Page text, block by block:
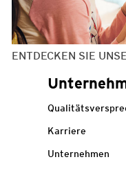
ENTDECKEN SIE
Karriere
Unternehmen